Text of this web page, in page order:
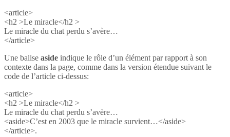
<article>
<h2 >Le miracle</h2 >
Le miracle du chat perdu s’avère…
</article>
Une balise aside indique le rôle d’un élément par rapport à son
contexte dans la page, comme dans la version étendue suivant le
code de l’article ci-dessus:
<article>
<h2 >Le miracle</h2 >
Le miracle du chat perdu s’avère…
<aside>C’est en 2003 que le miracle survient…</aside>
</article>.